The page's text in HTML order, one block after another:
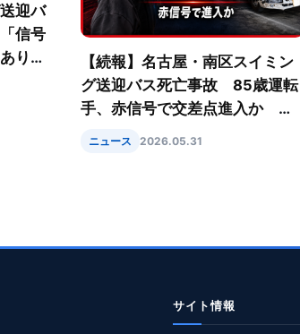
迎バ
信号
り得
【続報】名古屋・南区スイミン
グ送迎バス死亡事故 85歳運転
手、赤信号で交差点進入か 事
ニュース 2026.05.31
サイト情報